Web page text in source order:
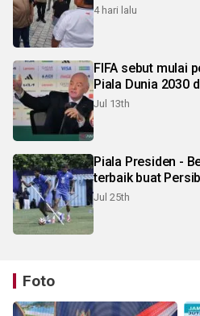
4 hari lalu
FIFA sebut mulai
Piala Dunia 2030
Jul 13th
Piala Presiden -
terbaik buat Persib
Jul 25th
Foto